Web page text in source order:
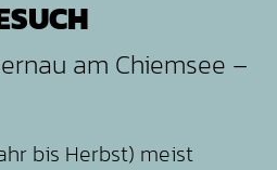
am Chiemsee –
bis Herbst) meist